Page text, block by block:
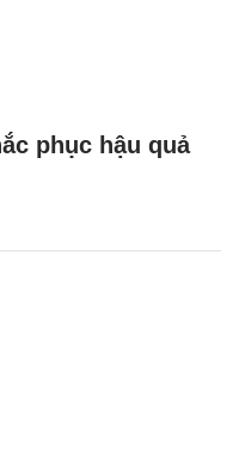
phục hậu quả